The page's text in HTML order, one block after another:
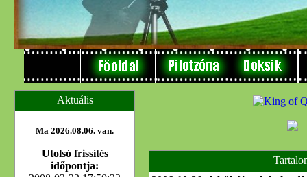
Aktuális
Ma 2026.08.06. van.
Utolsó frissítés
időpontja: